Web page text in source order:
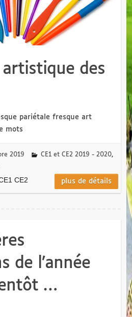
des
pariétale fresque art
mots
2019 CE1 et CE2 2019 - 2020,
CE2 plus de détails
de l’année
…